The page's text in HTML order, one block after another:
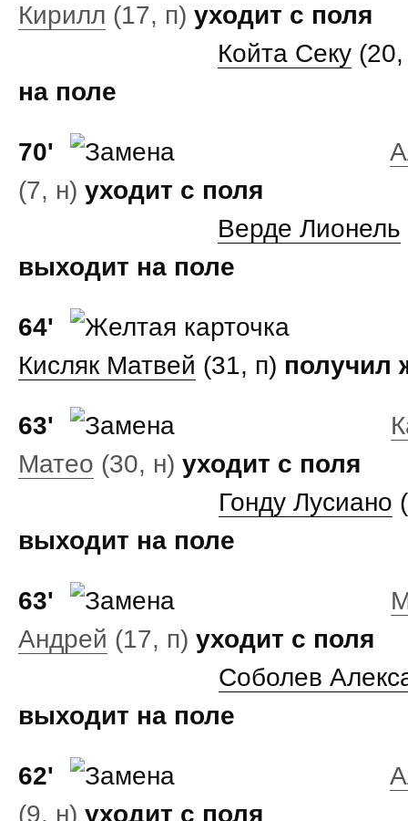
Кирилл (17, п) уходит с поля
Койта Секу
на поле
70'
(7, н) уходит с поля
Верде Лионель
выходит на поле
64'
Кисляк Матвей (31, п) получил
63'
Матео (30, н) уходит с поля
Гонду Лусиано
выходит на поле
63'
Андрей (17, п) уходит с поля
Соболев
выходит на поле
62'
(9, н) уходит с поля